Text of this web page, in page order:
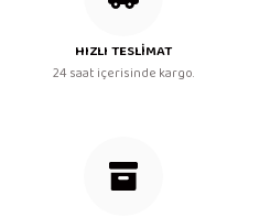
HIZLI TESLİMAT
24 saat içerisinde kargo.